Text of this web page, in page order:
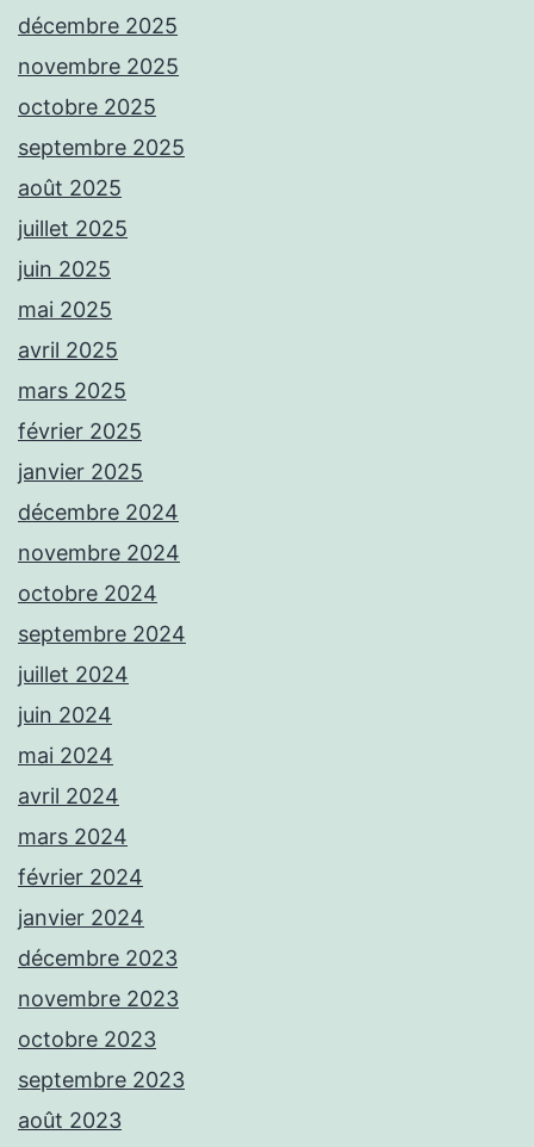
décembre 2025
novembre 2025
octobre 2025
septembre 2025
août 2025
juillet 2025
juin 2025
mai 2025
avril 2025
mars 2025
février 2025
janvier 2025
décembre 2024
novembre 2024
octobre 2024
septembre 2024
juillet 2024
juin 2024
mai 2024
avril 2024
mars 2024
février 2024
janvier 2024
décembre 2023
novembre 2023
octobre 2023
septembre 2023
août 2023